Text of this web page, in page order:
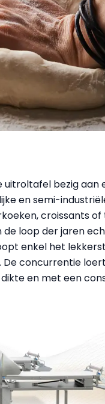
uitroltafel bezig
en semi-
croissants
de loop der jaren
enkel het
concurrentie
en met een